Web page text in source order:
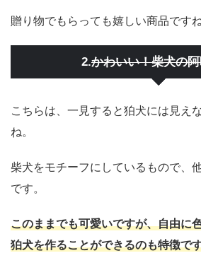
贈り物でもらっても嬉しい商品ですね
2.かわいい！柴犬の
こちらは、一見すると狛犬には見え
ね。
柴犬をモチーフにしているもので、
です。
このままでも可愛いですが、自由に
狛犬を作ることができるのも特徴で